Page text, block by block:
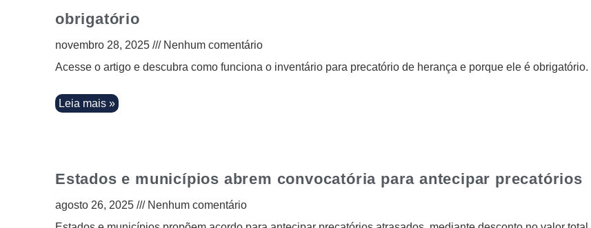
obrigatório
novembro 28, 2025
Nenhum comentário
Acesse o artigo e descubra como funciona o inventário para precatório de herança e porque ele é obrigatório.
Leia mais »
Estados e municípios abrem convocatória para antecipar precatórios
agosto 26, 2025
Nenhum comentário